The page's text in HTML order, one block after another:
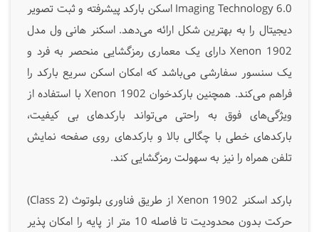
Imaging Technology 6.0 اسکن بارکد پیشرفته و ثبت تصویر
دیجیتال را به بهترین شکل ارائه می‌دهد. اسکنر هانی ول مدل
Xenon 1902 دارای یک معماری رمزگشایی منحصر به فرد و
یک سنسور سفارشی می‌باشد که امکان اسکن سریع بارکد را
فراهم می‌کند. همچنین بارکدخوان Xenon 1902 با استفاده از
ویژگی‌های فوق به راحتی می‌تواند بارکدهای بی کیفیت،
بارکدهای خطی با چگالی بالا و بارکدهای روی صفحه نمایش
تلفن همراه را نیز به سهولت رمزگشایی کند.
بارکد اسکنر Xenon 1902 از طریق فناوری بلوتوث ( Class 2
)
حرکت بدون محدودیت تا فاصله 10 متر از پایه را امکان پذیر